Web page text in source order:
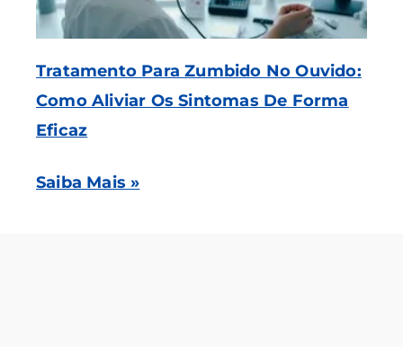
Tratamento Para Zumbido No Ouvido:
Como Aliviar Os Sintomas De Forma
Eficaz
Saiba Mais »